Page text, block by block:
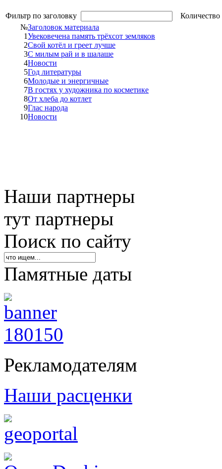
Фильтр по заголовку
№Заголовок материала
1Увековечена память трёхсот земляков
2Свой котёл и греет лучше
3С милым рай и в шалаше
4Новости
5Год литературы
6Молодые и энергичные
7В гостях у художника по косметике
8От хлеба до котлет
9Глас народа
10Новости
Наши партнеры
тут партнеры
Поиск по сайту
Памятные даты
Рекламодателям
Наши расценки